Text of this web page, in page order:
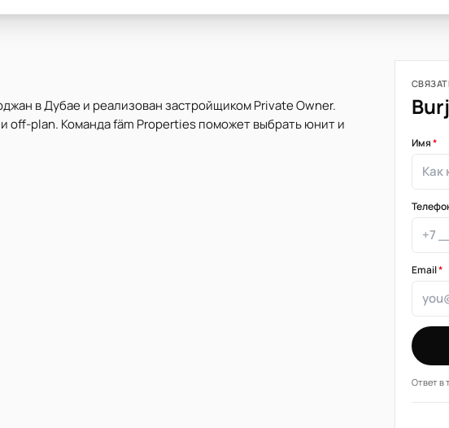
в Дубае и реализован застройщиком Private Owner.
off-plan. Команда fäm Properties поможет выбрать юнит и
Имя*
Email*
Ответ в